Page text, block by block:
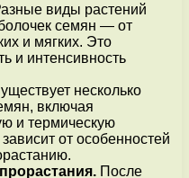
виды растений
семян — от
и мягких. Это
и интенсивность
несколько
включая
и термическую
от особенностей
После